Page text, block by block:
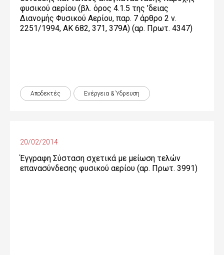
φυσικού αερίου (βλ. όρος 4.1.5 της ’δειας
Διανομής Φυσικού Αερίου, παρ. 7 άρθρο 2 ν.
2251/1994, ΑΚ 682, 371, 379Α) (αρ. Πρωτ. 4347)
Αποδεκτές Ενέργεια & Ύδρευση
20/02/2014
Έγγραφη Σύσταση σχετικά με μείωση τελών
επανασύνδεσης φυσικού αερίου (αρ. Πρωτ. 3991)